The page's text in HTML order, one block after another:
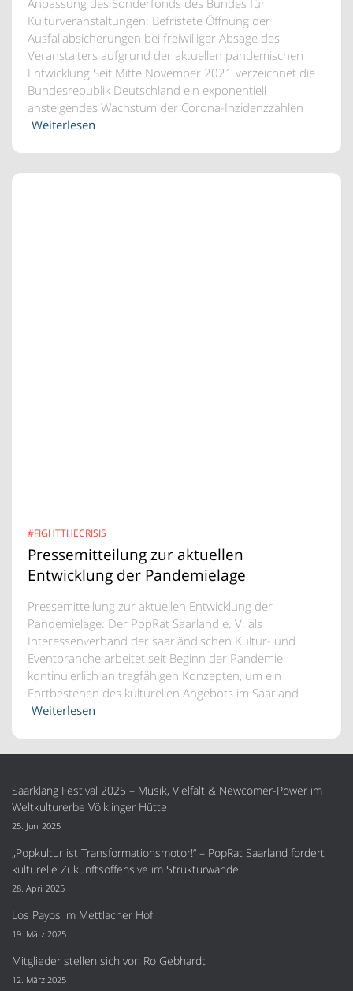
Anpassung des Sonderfonds des Bundes für
Kulturveranstaltungen: Befristete Öffnung der
Ausfallabsicherungen bei freiwilliger Absage des
Veranstalters aufgrund der aktuellen pandemischen
Entwicklung Seit Mitte November 2021 verzeichnet die
Bundesrepublik Deutschland ein exponentiell
ansteigendes Wachstum der Corona-Inzidenzzahlen
Weiterlesen
#FIGHTTHECRISIS
Pressemitteilung zur aktuellen
Entwicklung der Pandemielage
Pressemitteilung zur aktuellen Entwicklung der
Pandemielage: Der PopRat Saarland e. V. als
Interessenverband der saarländischen Kultur- und
Eventbranche arbeitet seit Beginn der Pandemie
kontinuierlich an tragfähigen Konzepten, um ein
Fortbestehen des kulturellen Angebots im Saarland
Weiterlesen
Saarklang Festival 2025 – Musik, Vielfalt & Newcomer-Power im
Weltkulturerbe Völklinger Hütte
25. Juni 2025
„Popkultur ist Transformationsmotor!“ – PopRat Saarland fordert
kulturelle Zukunftsoffensive im Strukturwandel
28. April 2025
Los Payos im Mettlacher Hof
19. März 2025
Mitglieder stellen sich vor: Ro Gebhardt
12. März 2025